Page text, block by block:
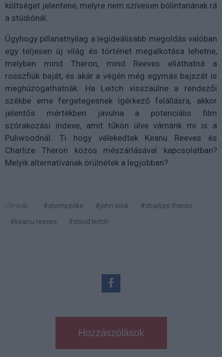
költséget jelentene, melyre nem szívesen bólintanának rá
a stúdiónál.
Úgyhogy pillanatnyilag a legideálisabb megoldás valóban
egy teljesen új világ és történet megalkotása lehetne,
melyben mind Theron, mind Reeves elláthatná a
rosszfiúk baját, és akár a végén még egymás bajszát is
meghúzogathatnák. Ha Leitch visszaülne a rendezői
székbe eme fergetegesnek ígérkező felállásra, akkor
jelentős mértékben javulna a potenciális film
szórakozási indexe, amit tűkön ülve várnánk mi is a
Puliwoodnál. Ti hogy vélekedtek Keanu Reeves és
Charlize Theron közös mészárlásával kapcsolatban?
Melyik alternatívának örülnétek a legjobban?
Címkék: #atomszőke #john wick
#charlize theron
#keanu reeves
#david leitch
Hozzászólások